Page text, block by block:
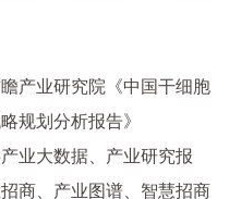
产业研究院《中国干细胞
规划分析报告》
业大数据、产业研究报
商、产业图谱、智慧招商